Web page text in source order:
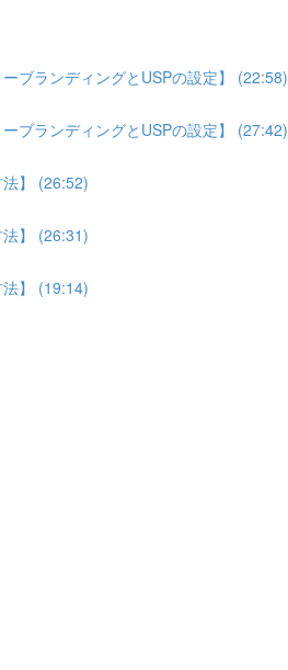
ブランディングとUSPの設定】 (22:58)
ブランディングとUSPの設定】 (27:42)
】 (26:52)
】 (26:31)
】 (19:14)